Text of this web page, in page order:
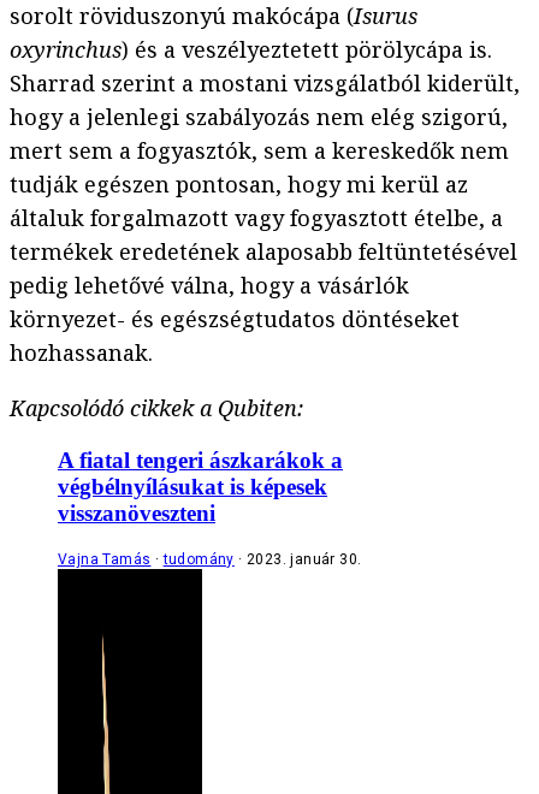
sorolt röviduszonyú makócápa (Isurus
oxyrinchus) és a veszélyeztetett pörölycápa is.
Sharrad szerint a mostani vizsgálatból kiderült,
hogy a jelenlegi szabályozás nem elég szigorú,
mert sem a fogyasztók, sem a kereskedők nem
tudják egészen pontosan, hogy mi kerül az
általuk forgalmazott vagy fogyasztott ételbe, a
termékek eredetének alaposabb feltüntetésével
pedig lehetővé válna, hogy a vásárlók
környezet- és egészségtudatos döntéseket
hozhassanak.
Kapcsolódó cikkek a Qubiten:
A fiatal tengeri ászkarákok a
végbélnyílásukat is képesek
visszanöveszteni
Vajna Tamás tudomány 2023. január 30.